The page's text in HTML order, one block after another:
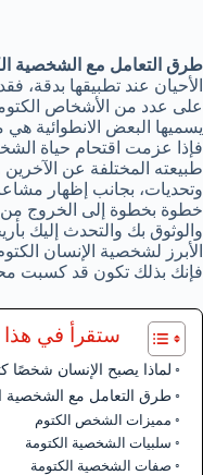
طرق التعامل مع الشخصية
الأحيان عند تطبيقها بدقة،
على عدد من الأشخاص
يسميها البعض الانطوائية
فإذا عزمت اقتحام حياة
طبيعته المختلفة عن
وتحديات، بجانب إظهار
خطوة بخطوة إلى الخروج من
والوثوق بك والتحدث إليك
الأبرز لشخصية الإنسان
فإنك بذلك تكون قد كسبت
ستقرأ في هذا
لماذا يصبح الإنسان شخصًا
طرق التعامل مع الشخصية
مميزات الشخص الكتوم
سلبيات الشخصية الكتومة
صفات الشخصية الكتومة